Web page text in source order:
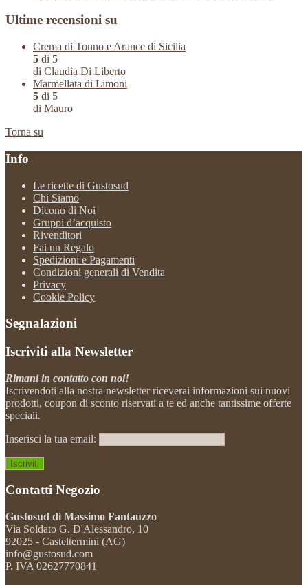
Ultime recensioni su
Crema di Tonno e Arance di Sicilia
5 di 5
di Claudia Di Liberto
Marmellata di Limoni
5 di 5
di Mauro
Torna su
Info
Le ricette di Gustosud
Chi Siamo
Dicono di Noi
Gruppi d’acquisto
Rivenditori
Fai un Regalo
Spedizioni e Pagamenti
Condizioni generali di Vendita
Privacy
Cookie Policy
Segnalazioni
Iscriviti alla Newsletter
Rimani in contatto con noi!
Iscrivendoti alla nostra newsletter riceverai informazioni sui nuovi
prodotti, coupon di sconto riservati a te ed anche tantissime offerte
speciali.
Inserisci la tua email:
Contatti Negozio
Gustosud di Massimo Fantauzzo
Via Soldato G. D'Alessandro, 10
92025 - Casteltermini (AG)
info@gustosud.com
P. IVA 02627770841